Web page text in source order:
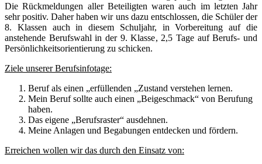
Die Rückmeldungen aller Beteiligten waren auch im letzten Jahr
sehr positiv. Daher haben wir uns dazu entschlossen, die Schüler der
8. Klassen auch in diesem Schuljahr, in Vorbereitung auf die
anstehende Berufswahl in der 9. Klasse, 2,5 Tage auf Berufs- und
Persönlichkeitsorientierung zu schicken.
Ziele unserer Berufsinfotage:
Beruf als einen „erfüllenden „Zustand verstehen lernen.
Mein Beruf sollte auch einen „Beigeschmack“ von Berufung
haben.
Das eigene „Berufsraster“ ausdehnen.
Meine Anlagen und Begabungen entdecken und fördern.
Erreichen wollen wir das durch den Einsatz von: